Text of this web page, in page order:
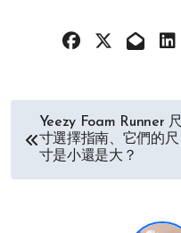
Yeezy Foam Runner 尺
寸選擇指南、它們的尺
寸是小還是大？